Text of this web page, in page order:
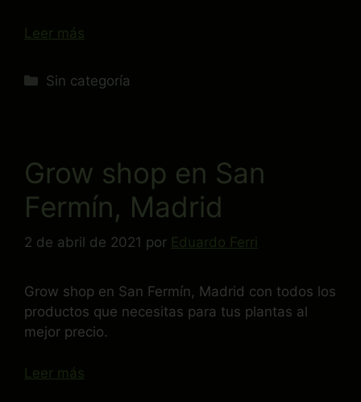
Leer más
Sin categoría
Grow shop en San
Fermín, Madrid
2 de abril de 2021 por Eduardo Ferri
Grow shop en San Fermín, Madrid con todos los
productos que necesitas para tus plantas al
mejor precio.
Leer más